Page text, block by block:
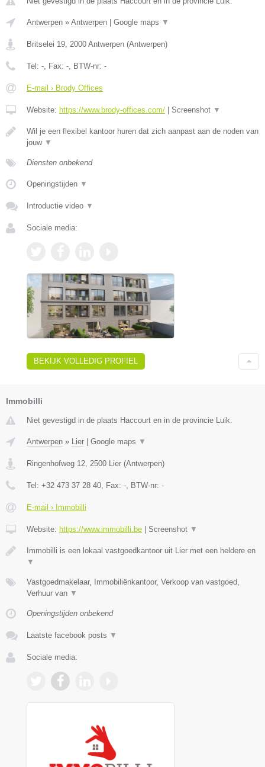
Antwerpen » Antwerpen Google maps ▼
Britselei 19, 2000 Antwerpen (Antwerpen)
Tel: -, Fax: -, BTW-nr: -
E-mail › Brody Offices
Website: https://www.brody-offices.com/ Screenshot ▼
Wil je een flexibel kantoor huren dat zich aanpast aan de noden van
jouw ▼
Diensten onbekend
Openingstijden ▼
Introductie video ▼
Sociale media:
BEKIJK VOLLEDIG PROFIEL
Immobilli
Niet gevestigd in de plaats Haccourt en in de provincie Luik.
Antwerpen » Lier | Google maps ▼
Ringenhofweg 12 2500 Lier (Antwerpen)
Tel: +32 473 37 28 40 , Fax: - , BTW-nr: -
E-mail › Immobilli
Website: https://www.immobilli.be | Screenshot ▼
Immobilli is een lokaal vastgoedkantoor uit Lier met een heldere en
▼
Vastgoedmakelaar, Immobiliënkantoor, Verkoop van vastgoed,
Verhuur van ▼
Openingstijden onbekend
Laatste facebook posts ▼
Sociale media: